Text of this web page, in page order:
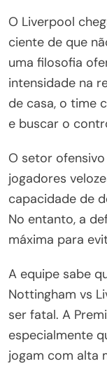
O Liverpool
ciente de que
uma filosofia
intensidade na
de casa, o time
e buscar o
O setor
jogadores
capacidade de
No entanto, a
máxima para
A equipe sabe
Nottingham vs
ser fatal. A
especialmente
jogam com alta